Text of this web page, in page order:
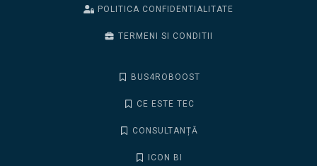
POLITICA CONFIDENTIALITATE
TERMENI SI CONDITII
BUS4ROBOOST
CE ESTE TEC
CONSULTANȚĂ
ICON BI